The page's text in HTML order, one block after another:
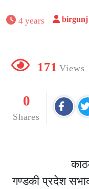
4 years
171 Views
0
Shares
गण्डकी प्रदेश